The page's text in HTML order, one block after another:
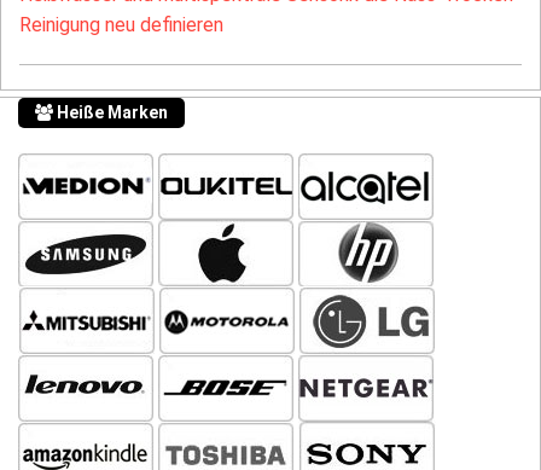
Reinigung neu definieren
Heiße Marken